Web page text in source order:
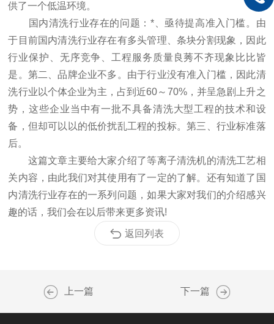
供了一个低温环境。
国内清洗行业存在的问题：*、亟待提高准入门槛。由
于目前国内清洗行业存在有多头管理、条块分割现象，因此
行业保护、无序竞争、工程服务质量良莠不齐现象比比皆
是。第二、品牌企业不多。由于行业没有准入门槛，因此清
洗行业以个体企业为主，占到近60～70%，并呈急剧上升之
势，这些企业当中有一批不具备清洗大型工程的技术和设
备，但却可以以的低价扰乱工程的投标。第三、行业标准落
后。
这篇文章主要给大家介绍了等离子清洗机的清洗工艺相
关内容，由此我们对其使用有了一定的了解。还有知道了国
内清洗行业存在的一系列问题，如果大家对我们的介绍感兴
趣的话，我们会在以后带来更多资讯!
返回列表
上一篇 下一篇